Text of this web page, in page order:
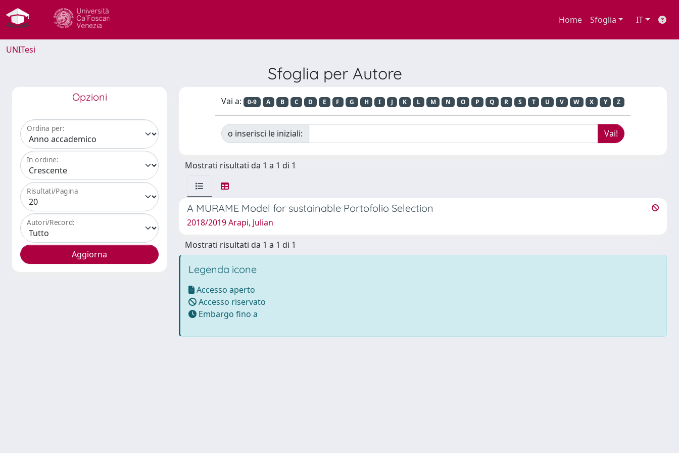
Home Sfoglia IT
UNITesi
Sfoglia per Autore
Opzioni
Ordina per:
In ordine:
Risultati/Pagina
Autori/Record:
Vai a: 0-9 A B C D E F G H I J K L M N O P Q R S T U V W X Y Z
o inserisci le iniziali:
Mostrati risultati da 1 a 1 di 1
A MURAME Model for sustainable Portofolio Selection
2018/2019 Arapi, Julian
Mostrati risultati da 1 a 1 di 1
Legenda icone
Accesso aperto
Accesso riservato
Embargo fino a